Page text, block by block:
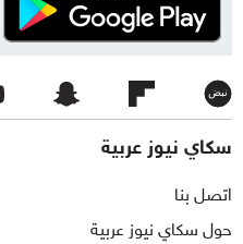
سكاي نيوز عربية
اتصل بنا
حول سكاي نيوز عربية